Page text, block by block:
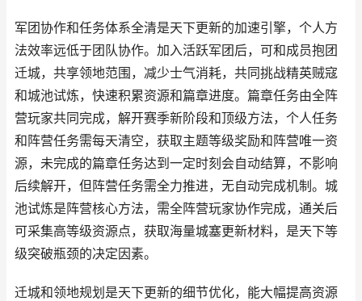
军团协作和任务体系全清是天下更新的加速引擎，个人方
法效率远低于团队协作。加入活跃军团后，可和成员抱团
迁城，共享领地范围，减少士气消耗，共同挑战精英贼寇
和城池试炼，快速积累资源和篇章进度。篇章任务由全阵
营玩家共同完成，解开赛季新阶段和顶级方法，个人任务
和阵营任务需每天清空，获取主题等级奖励和阵营唯一资
源，未完成的篇章任务达到一定时刻会自动结算，不影响
后续解开，但阵营任务需全力推进，无自动完成机制。城
池试炼是阵营核心方法，需全阵营玩家协作完成，通关后
可采集高等级资源点，获取海量城塞更新材料，是天下等
级突破瓶颈的决定因素。
迁城和领地规划是天下更新的细节优化，能大幅提高资源